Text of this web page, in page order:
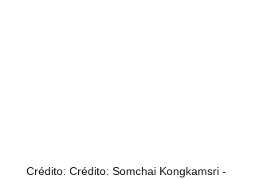
Crédito: Crédito: Somchai Kongkamsri -